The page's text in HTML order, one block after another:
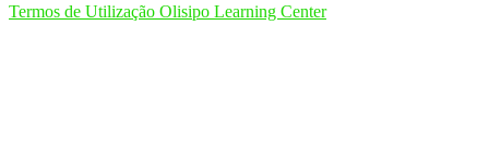
Termos de Utilização Olisipo Learning Center